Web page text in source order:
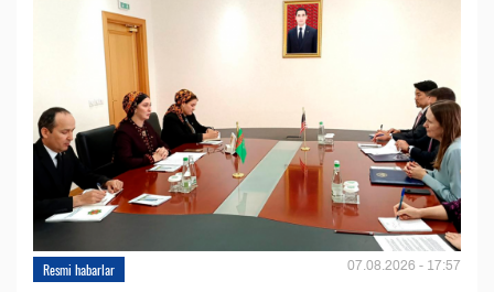
Resmi habarlar 07.08.2026 - 17:57